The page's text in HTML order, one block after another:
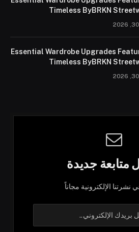
Timeless ByBRKN
Essential Wardrobe Upgrades
Timeless ByBRKN
متابعة جديدة
الإلكترونية مجاناً